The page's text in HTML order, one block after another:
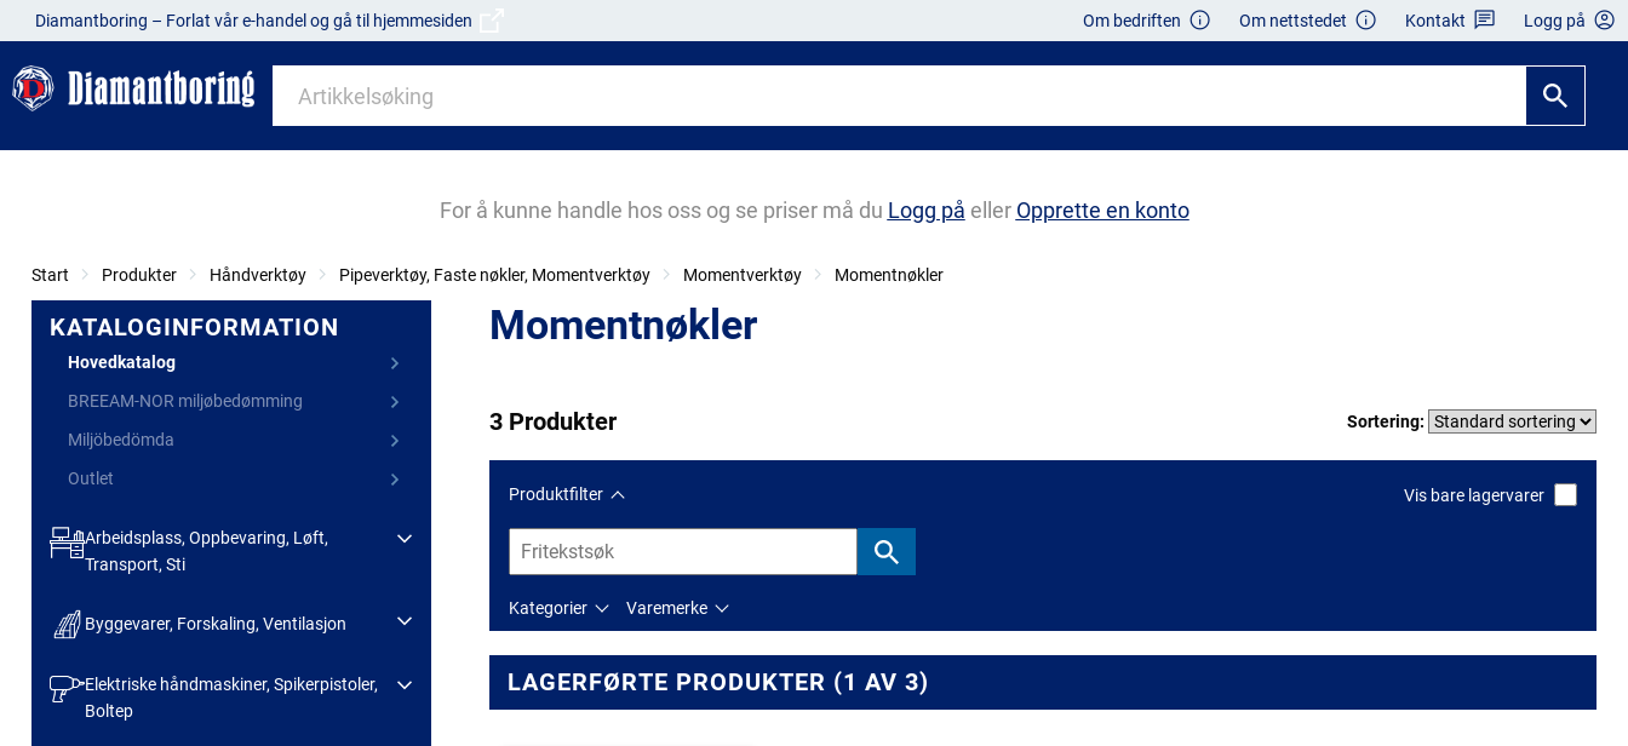
Diamantboring – Forlat vår e-handel og gå til hjemmesiden Om bedriften Om nettstedet Kontakt Logg på
For å kunne handle hos oss og se priser må du Logg på eller Opprette en konto
Start Produkter Håndverktøy Pipeverktøy, Faste nøkler, Momentverktøy Momentverktøy Momentnøkler
KATALOGINFORMATION
Hovedkatalog
BREEAM-NOR miljøbedømming
Miljöbedömda
Outlet
Arbeidsplass, Oppbevaring, Løft,
Transport, Sti
Byggevarer, Forskaling, Ventilasjon
Elektriske håndmaskiner, Spikerpistoler,
Boltep
Momentnøkler
3 Produkter Sortering:
Produktfilter Vis bare lagervarer
Kategorier Varemerke
LAGERFØRTE PRODUKTER (1 AV 3)